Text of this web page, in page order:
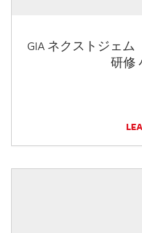
GIA ネクストジェム
研修